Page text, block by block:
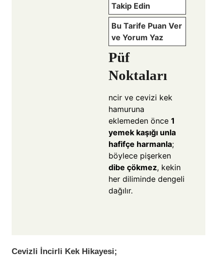
Takip Edin
Bu Tarife Puan Ver
ve Yorum Yaz
Püf
Noktaları
ncir ve cevizi kek
hamuruna
eklemeden önce 1
yemek kaşığı unla
hafifçe harmanla;
böylece pişerken
dibe çökmez, kekin
her diliminde dengeli
dağılır.
Cevizli İncirli Kek Hikayesi;